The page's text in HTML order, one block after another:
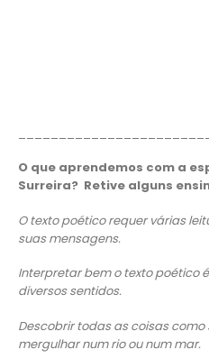
O que aprendemos com a
Surreira? Retive alguns
O texto poético requer várias
suas mensagens.
Interpretar bem o texto poético
diversos sentidos.
Descobrir todas as coisas como
mergulhar num rio ou num mar.